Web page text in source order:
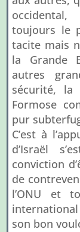
toujours le
tacite mais
la Grande
autres
sécurité, la
Formose
pur
C’est à
d’Israël
conviction
de
l’ONU et
son bon